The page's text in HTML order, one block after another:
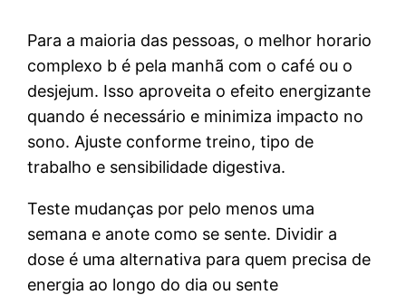
Para a maioria das pessoas, o melhor horario
complexo b é pela manhã com o café ou o
desjejum. Isso aproveita o efeito energizante
quando é necessário e minimiza impacto no
sono. Ajuste conforme treino, tipo de
trabalho e sensibilidade digestiva.
Teste mudanças por pelo menos uma
semana e anote como se sente. Dividir a
dose é uma alternativa para quem precisa de
energia ao longo do dia ou sente